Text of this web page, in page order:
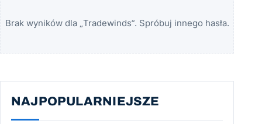
Brak wyników dla „Tradewinds”. Spróbuj innego hasła.
NAJPOPULARNIEJSZE